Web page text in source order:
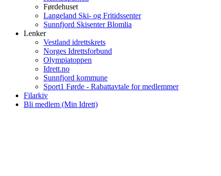
Førdehuset
Langeland Ski- og Fritidssenter
Sunnfjord Skisenter Blomlia
Lenker
Vestland idrettskrets
Norges Idrettsforbund
Olympiatoppen
Idrett.no
Sunnfjord kommune
Sport1 Førde - Rabattavtale for medlemmer
Filarkiv
Bli medlem (Min Idrett)